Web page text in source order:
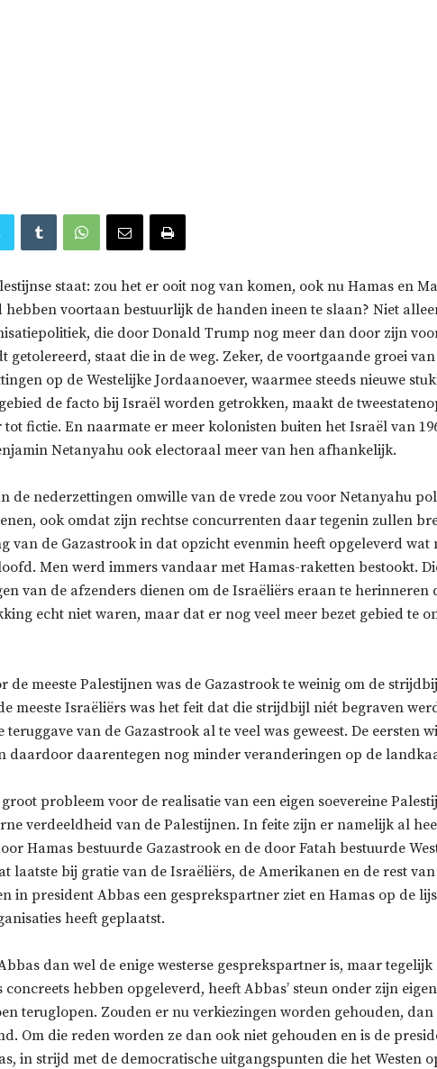
staat: zou het er ooit nog van komen, ook nu Hamas en
voortaan bestuurlijk de handen ineen te slaan? Niet
die door Donald Trump nog meer dan door zijn
getolereerd, staat die in de weg. Zeker, de voortgaande groei
op de Westelijke Jordaanoever, waarmee steeds nieuwe
de facto bij Israël worden getrokken, maakt de
tot fictie. En naarmate er meer kolonisten buiten het Israël van
Netanyahu ook electoraal meer van hen afhankelijk.
de nederzettingen omwille van de vrede zou voor Netanyahu
ook omdat zijn rechtse concurrenten daar tegenin zullen
van de Gazastrook in dat opzicht evenmin heeft opgeleverd wat
Men werd immers vandaar met Hamas-raketten bestookt.
van de afzenders dienen om de Israëliërs eraan te herinneren
echt niet waren, maar dat er nog veel meer bezet gebied te
de meeste Palestijnen was de Gazastrook te weinig om de
meeste Israëliërs was het feit dat die strijdbijl niét begraven
teruggave van de Gazastrook al te veel was geweest. De eersten
daardoor daarentegen nog minder veranderingen op de
probleem voor de realisatie van een eigen soevereine
verdeeldheid van de Palestijnen. In feite zijn er namelijk al
Hamas bestuurde Gazastrook en de door Fatah bestuurde
laatste bij gratie van de Israëliërs, de Amerikanen en de rest
in president Abbas een gesprekspartner ziet en Hamas op de
heeft geplaatst.
dan wel de enige westerse gesprekspartner is, maar tegelijk
concreets hebben opgeleverd, heeft Abbas’ steun onder zijn
teruglopen. Zouden er nu verkiezingen worden gehouden,
Om die reden worden ze dan ook niet gehouden en is de
in strijd met de democratische uitgangspunten die het Westen